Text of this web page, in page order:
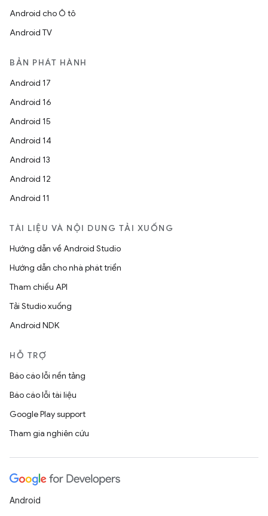
Android cho Ô tô
Android TV
BẢN PHÁT HÀNH
Android 17
Android 16
Android 15
Android 14
Android 13
Android 12
Android 11
TÀI LIỆU VÀ NỘI DUNG TẢI XUỐNG
Hướng dẫn về Android Studio
Hướng dẫn cho nhà phát triển
Tham chiếu API
Tải Studio xuống
Android NDK
HỖ TRỢ
Báo cáo lỗi nền tảng
Báo cáo lỗi tài liệu
Google Play support
Tham gia nghiên cứu
Android